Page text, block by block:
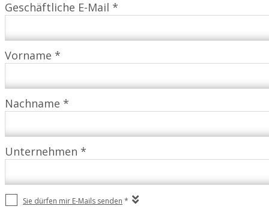
Geschäftliche E-Mail *
Vorname *
Nachname *
Unternehmen *
Sie dürfen mir E-Mails senden *